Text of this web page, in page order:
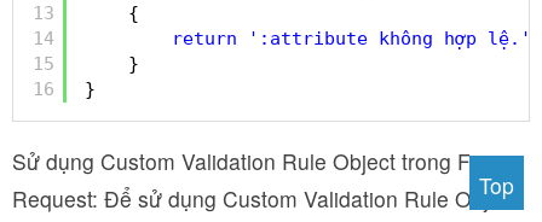
13
14
15
16
{
return
':attribute không hợp lệ.'
}
}
Sử dụng Custom Validation Rule Object trong Form
Request: Để sử dụng Custom Validation Rule Object
Top